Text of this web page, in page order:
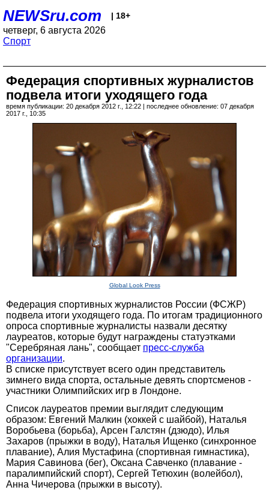
NEWSru.com | 18+
четверг, 6 августа 2026
Спорт
Федерация спортивных журналистов
подвела итоги уходящего года
время публикации: 20 декабря 2012 г., 12:22 | последнее обновление: 07 декабря
2017 г., 10:35
Global Look Press
Федерация спортивных журналистов России (ФСЖР)
подвела итоги уходящего года. По итогам традиционного
опроса спортивные журналисты назвали десятку
лауреатов, которые будут награждены статуэтками
"Серебряная лань", сообщает пресс-служба
организации.
В списке присутствует всего один представитель
зимнего вида спорта, остальные девять спортсменов -
участники Олимпийских игр в Лондоне.
Список лауреатов премии выглядит следующим
образом: Евгений Малкин (хоккей с шайбой), Наталья
Воробьева (борьба), Арсен Галстян (дзюдо), Илья
Захаров (прыжки в воду), Наталья Ищенко (синхронное
плавание), Алия Мустафина (спортивная гимнастика),
Мария Савинова (бег), Оксана Савченко (плавание -
паралимпийский спорт), Сергей Тетюхин (волейбол),
Анна Чичерова (прыжки в высоту).